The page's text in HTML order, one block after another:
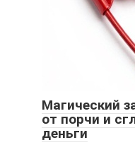
Магический
от порчи и
деньги